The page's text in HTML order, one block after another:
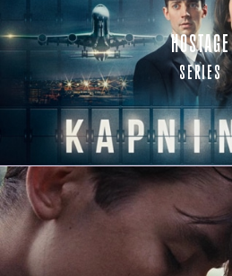
HOSTAGE
SERIES